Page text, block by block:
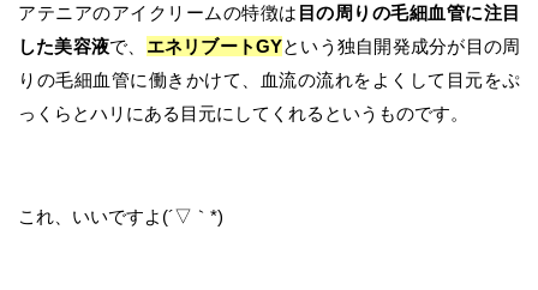
アテニアのアイクリームの特徴は 目の周りの毛細血管に注目
した美容液で、 エネリブートGYという独自開発成分が目の周
りの毛細血管に働きかけて、血流の流れをよくして目元をぷ
っくらとハリにある目元にしてくれるというものです。
これ、いいですよ(´▽｀*)